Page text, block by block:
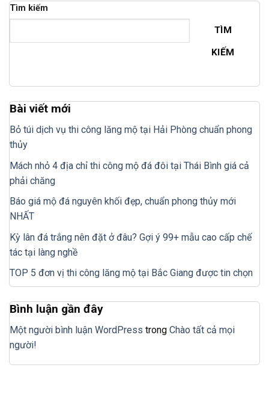
Tìm kiếm
TÌM
KIẾM
Bài viết mới
Bỏ túi dịch vụ thi công lăng mộ tại Hải Phòng chuẩn phong
thủy
Mách nhỏ 4 địa chỉ thi công mộ đá đôi tại Thái Bình giá cả
phải chăng
Báo giá mộ đá nguyên khối đẹp, chuẩn phong thủy mới
NHẤT
Kỳ lân đá trắng nên đặt ở đâu? Gợi ý 99+ mẫu cao cấp chế
tác tại làng nghề
TOP 5 đơn vị thi công lăng mộ tại Bắc Giang được tin chọn
Bình luận gần đây
Một người bình luận WordPress trong Chào tất cả mọi
người!